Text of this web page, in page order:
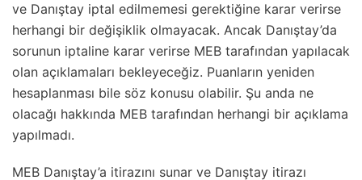
ve Danıştay iptal edilmemesi gerektiğine karar verirse
herhangi bir değişiklik olmayacak. Ancak Danıştay’da
sorunun iptaline karar verirse MEB tarafından yapılacak
olan açıklamaları bekleyeceğiz. Puanların yeniden
hesaplanması bile söz konusu olabilir. Şu anda ne
olacağı hakkında MEB tarafından herhangi bir açıklama
yapılmadı.
MEB Danıştay’a itirazını sunar ve Danıştay itirazı